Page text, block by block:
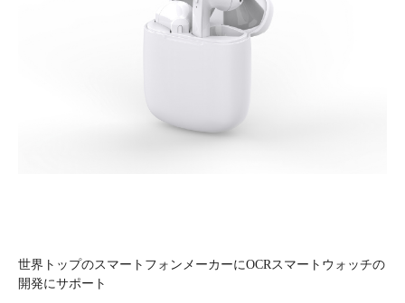
世界トップのスマートフォンメーカーにOCRスマートウォッチの
開発にサポート